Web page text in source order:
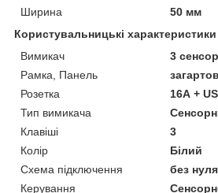
Ширина
50 мм
Користувальницькі характеристики
Вимикач
3
Рамка, Панель
Розетка
16А +
Тип вимикача
Клавіші
3
Колір
Білий
Схема підключення
без
Керування